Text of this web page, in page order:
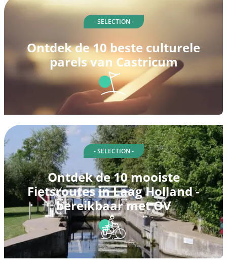
- SELECTION -
Ontdek de 10 beste culturele
parels van Castricum
- SELECTION -
Ontdek de 10 mooiste
Fietsroutes in Laag Holland -
bereikbaar met OV